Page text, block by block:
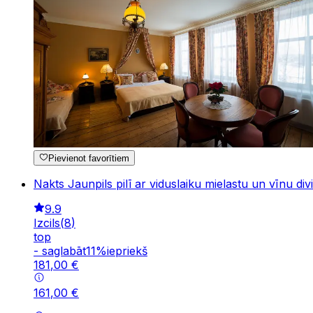
Pievienot favorītiem
Nakts Jaunpils pilī ar viduslaiku mielastu un vīnu
9.9
Izcils(8)
top
- saglabāt11%iepriekš
181,00 €
161,00 €